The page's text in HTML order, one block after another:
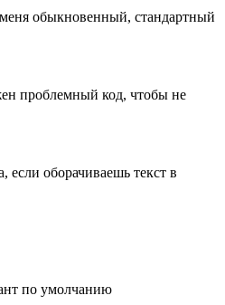
обыкновенный, стандартный
проблемный код, чтобы не
оборачиваешь текст в
по умолчанию